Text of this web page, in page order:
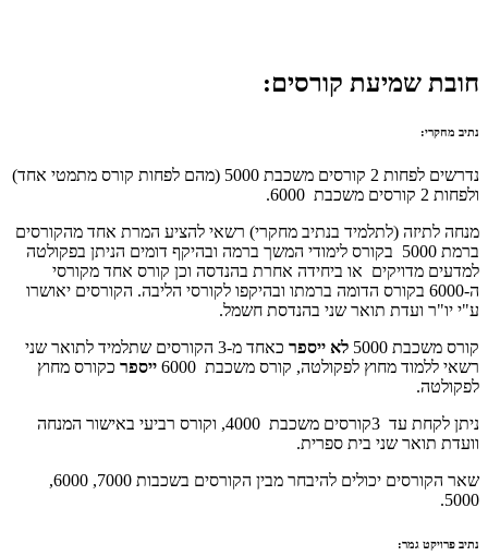
חובת שמיעת קורסים:
נתיב מחקרי:
נדרשים לפחות 2 קורסים משכבת 5000 (מהם לפחות קורס מתמטי אחד)
ולפחות 2 קורסים משכבת 6000.
מנחה לתיזה (לתלמיד בנתיב מחקרי) רשאי להציע המרת אחד מהקורסים
ברמת 5000 בקורס לימודי המשך ברמה ובהיקף דומים הניתן בפקולטה
למדעים מדויקים או ביחידה אחרת בהנדסה וכן קורס אחד מקורסי
ה-6000 בקורס הדומה ברמתו ובהיקפו לקורסי הליבה. הקורסים יאושרו
ע"י יו"ר ועדת תואר שני בהנדסת חשמל.
קורס משכבת 5000
לא ייספר
כאחד מ-3 הקורסים שתלמיד לתואר שני
רשאי ללמוד מחוץ לפקולטה, קורס משכבת 6000
ייספר כקורס מחוץ
לפקולטה.
ניתן לקחת עד 3קורסים משכבת 4000, וקורס רביעי באישור המנחה
וועדת תואר שני בית ספרית.
שאר הקורסים יכולים להיבחר מבין הקורסים בשכבות 7000, 6000,
5000.
נתיב פרויקט גמר: